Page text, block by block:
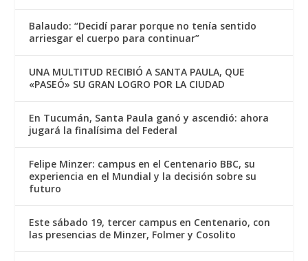
Balaudo: “Decidí parar porque no tenía sentido
arriesgar el cuerpo para continuar”
UNA MULTITUD RECIBIÓ A SANTA PAULA, QUE
«PASEÓ» SU GRAN LOGRO POR LA CIUDAD
En Tucumán, Santa Paula ganó y ascendió: ahora
jugará la finalísima del Federal
Felipe Minzer: campus en el Centenario BBC, su
experiencia en el Mundial y la decisión sobre su
futuro
Este sábado 19, tercer campus en Centenario, con
las presencias de Minzer, Folmer y Cosolito